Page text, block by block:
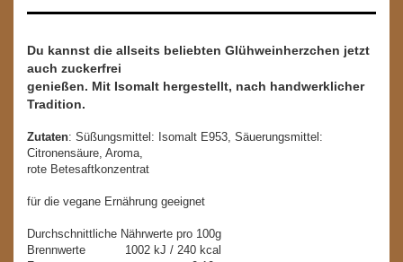
Du kannst die allseits beliebten Glühweinherzchen jetzt
auch zuckerfrei
genießen. Mit Isomalt hergestellt, nach handwerklicher
Tradition.
Zutaten: Süßungsmittel: Isomalt E953, Säuerungsmittel:
Citronensäure, Aroma,
rote Betesaftkonzentrat
für die vegane Ernährung geeignet
Durchschnittliche Nährwerte pro 100g
Brennwerte 1002 kJ / 240 kcal